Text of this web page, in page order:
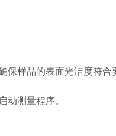
保样品的表面光洁度符合
测量程序。